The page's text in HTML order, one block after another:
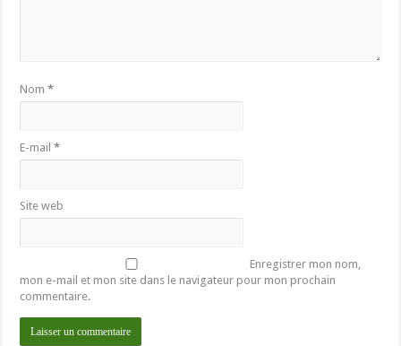
Nom*
E-mail*
Site web
Enregistrer mon nom,
mon e-mail et mon site dans le navigateur pour mon prochain
commentaire.